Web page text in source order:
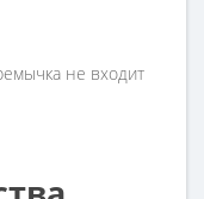
не входит